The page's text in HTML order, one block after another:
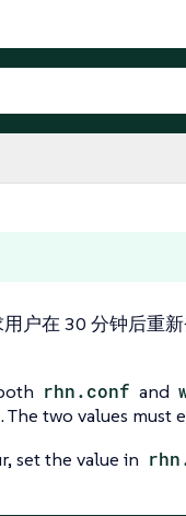
户在 30 分钟后重
rhn.conf and
. The two values must
set the value in